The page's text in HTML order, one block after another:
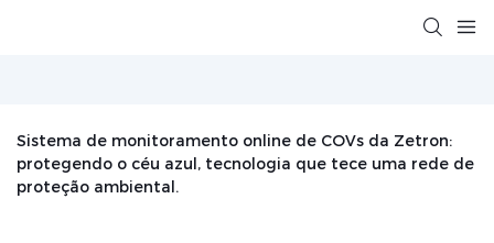
Sistema de monitoramento online de COVs da Zetron:
protegendo o céu azul, tecnologia que tece uma rede de
proteção ambiental.